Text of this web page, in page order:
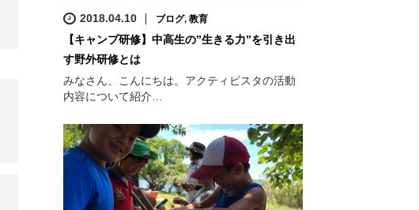
2018.04.10 ブログ, 教育
【キャンプ研修】中高生の”生きる力”を引き出
す野外研修とは
みなさん、こんにちは。アクティビスタの活動
内容について紹介…